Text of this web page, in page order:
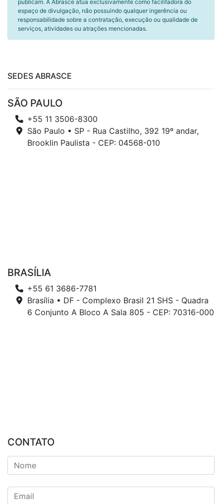
publicam. A Abrasce atua exclusivamente como facilitadora do
espaço de divulgação, não possuindo qualquer ingerência ou
responsabilidade sobre a contratação, execução ou qualidade de
serviços, atividades ou atrações mencionadas.
SEDES ABRASCE
SÃO PAULO
+55 11 3506-8300
São Paulo • SP - Rua Castilho, 392 19º andar,
Brooklin Paulista - CEP: 04568-010
BRASÍLIA
+55 61 3686-7781
Brasília • DF - Complexo Brasil 21 SHS - Quadra
6 Conjunto A Bloco A Sala 805 - CEP: 70316-000
CONTATO